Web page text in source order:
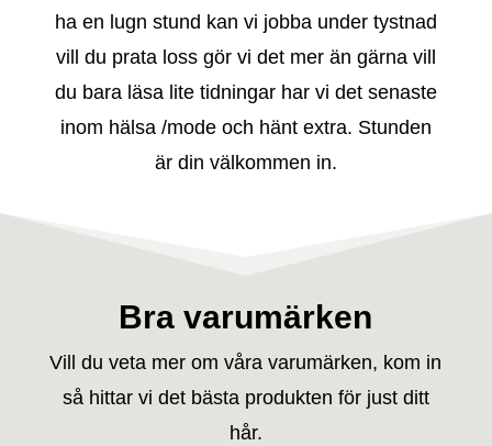
P
r
i
s
t
a
ha en lugn stund kan vi jobba under tystnad
vill du prata loss gör vi det mer än gärna vill
du bara läsa lite tidningar har vi det senaste
inom hälsa /mode och hänt extra. Stunden
är din välkommen in.
Bra varumärken
Vill du veta mer om våra varumärken, kom in
så hittar vi det bästa produkten för just ditt
hår.